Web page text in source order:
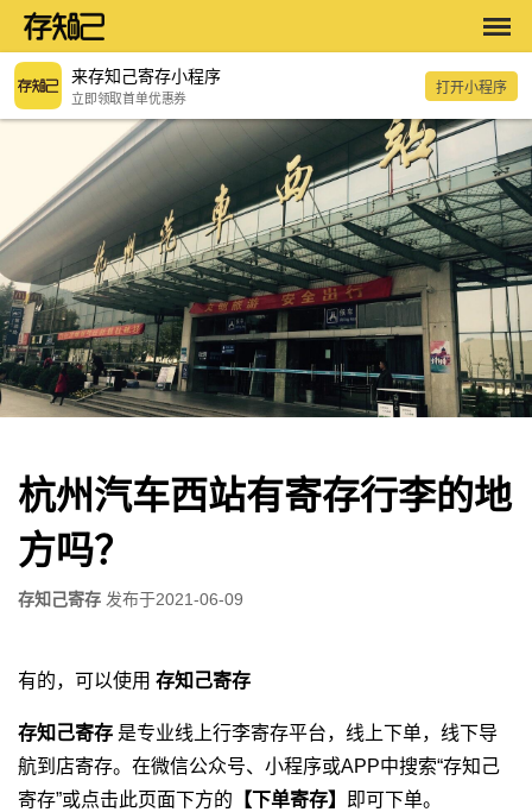
来存知己寄存小程序
立即领取首单优惠券
打开小程序
杭州汽车西站有寄存行李的地
方吗？
存知己寄存 发布于2021-06-09
有的，可以使用 存知己寄存
存知己寄存 是专业线上行李寄存平台，线上下单，线下导
航到店寄存。在微信公众号、小程序或APP中搜索“存知己
寄存”或点击此页面下方的 【下单寄存】 即可下单。